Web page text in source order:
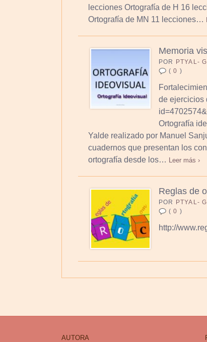
lecciones Ortografía de H 16
Ortografía de MN 11 lecciones…
Memoria
POR PTYAL-
(0 )
de ejercicios
Ortografía
Yalde realizado por Manuel
cuadernos que presentan los
ortografía desde los…
Leer más ›
Reglas de
POR PTYAL-
(0 )
http://
AUTORA